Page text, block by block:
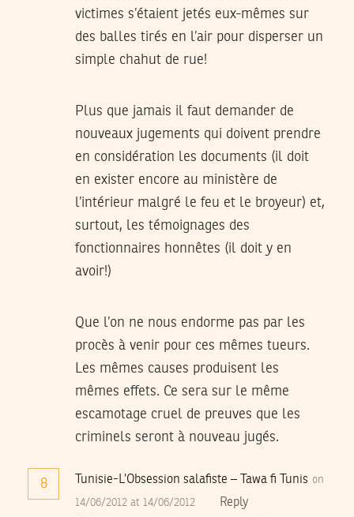
victimes s’étaient jetés eux-mêmes sur
des balles tirés en l’air pour disperser un
simple chahut de rue!
Plus que jamais il faut demander de
nouveaux jugements qui doivent prendre
en considération les documents (il doit
en exister encore au ministère de
l’intérieur malgré le feu et le broyeur) et,
surtout, les témoignages des
fonctionnaires honnêtes (il doit y en
avoir!)
Que l’on ne nous endorme pas par les
procès à venir pour ces mêmes tueurs.
Les mêmes causes produisent les
mêmes effets. Ce sera sur le même
escamotage cruel de preuves que les
criminels seront à nouveau jugés.
8 Tunisie-L’Obsession salafiste – Tawa fi Tunis on
14/06/2012 at 14/06/2012 Reply